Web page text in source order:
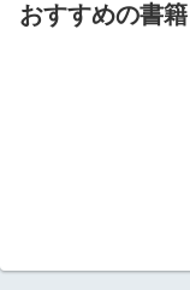
おすすめの書籍